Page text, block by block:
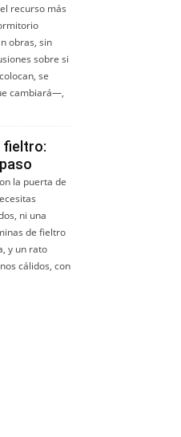
recurso más
obras, sin
sobre si
se
cambiará—,
fieltro:
la puerta de
ni una
de fieltro
y un rato
cálidos, con